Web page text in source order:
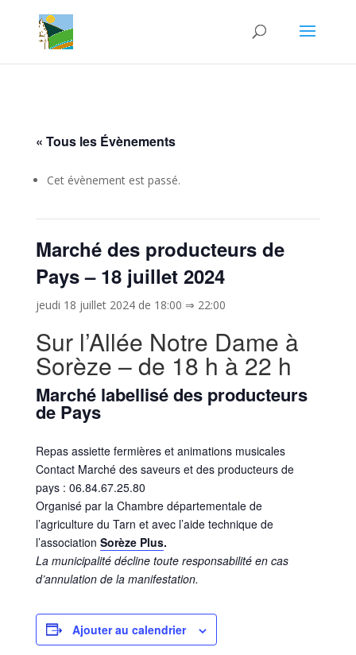
« Tous les Évènements
Cet évènement est passé.
Marché des producteurs de
Pays – 18 juillet 2024
jeudi 18 juillet 2024 de 18:00 ⇒ 22:00
Sur l’Allée Notre Dame à
Sorèze – de 18 h à 22 h
Marché labellisé des producteurs
de Pays
Repas assiette fermières et animations musicales
Contact Marché des saveurs et des producteurs de
pays : 06.84.67.25.80
Organisé par la Chambre départementale de
l’agriculture du Tarn et avec l’aide technique de
l’association Sorèze Plus.
La municipalité décline toute responsabilité en cas
d’annulation de la manifestation.
Ajouter au calendrier